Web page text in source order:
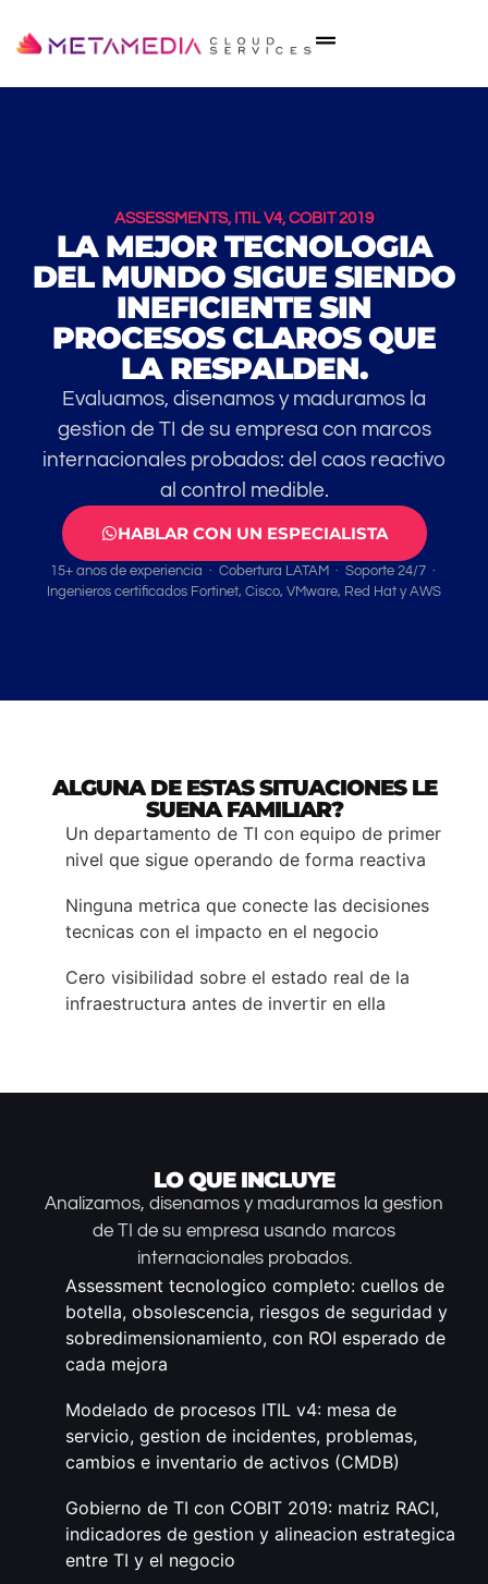
ASSESSMENTS, ITIL V4, COBIT 2019
LA MEJOR TECNOLOGIA
DEL MUNDO SIGUE SIENDO
INEFICIENTE SIN
PROCESOS CLAROS QUE
LA RESPALDEN.
Evaluamos, disenamos y maduramos la
gestion de TI de su empresa con marcos
internacionales probados: del caos reactivo
al control medible.
HABLAR CON UN ESPECIALISTA
15+ anos de experiencia · Cobertura LATAM · Soporte 24/7 ·
Ingenieros certificados Fortinet, Cisco, VMware, Red Hat y AWS
ALGUNA DE ESTAS SITUACIONES LE
SUENA FAMILIAR?
Un departamento de TI con equipo de primer
nivel que sigue operando de forma reactiva
Ninguna metrica que conecte las decisiones
tecnicas con el impacto en el negocio
Cero visibilidad sobre el estado real de la
infraestructura antes de invertir en ella
LO QUE INCLUYE
Analizamos, disenamos y maduramos la gestion
de TI de su empresa usando marcos
internacionales probados.
Assessment tecnologico completo: cuellos de
botella, obsolescencia, riesgos de seguridad y
sobredimensionamiento, con ROI esperado de
cada mejora
Modelado de procesos ITIL v4: mesa de
servicio, gestion de incidentes, problemas,
cambios e inventario de activos (CMDB)
Gobierno de TI con COBIT 2019: matriz RACI,
indicadores de gestion y alineacion estrategica
entre TI y el negocio